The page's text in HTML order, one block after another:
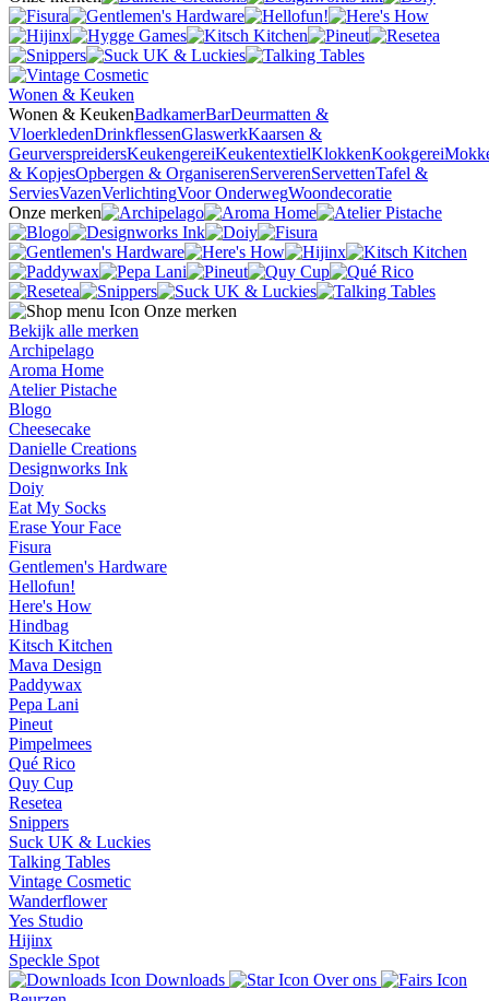
Wonen & Keuken
Wonen & KeukenBadkamerBarDeurmatten &
VloerkledenDrinkflessenGlaswerkKaarsen &
GeurverspreidersKeukengereiKeukentextielKlokkenKookgerei
& KopjesOpbergen & OrganiserenServerenServettenTafel &
ServiesVazenVerlichtingVoor OnderwegWoondecoratie
Onze merken
Onze merken
Bekijk alle merken
Archipelago
Aroma Home
Atelier Pistache
Blogo
Cheesecake
Danielle Creations
Designworks Ink
Doiy
Eat My Socks
Erase Your Face
Fisura
Gentlemen's Hardware
Hellofun!
Here's How
Hindbag
Kitsch Kitchen
Mava Design
Paddywax
Pepa Lani
Pineut
Pimpelmees
Qué Rico
Quy Cup
Resetea
Snippers
Suck UK & Luckies
Talking Tables
Vintage Cosmetic
Wanderflower
Yes Studio
Hijinx
Speckle Spot
Downloads
Over ons